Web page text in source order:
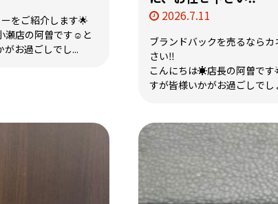
をご紹介します🌟
瀬店の阿曽です☺️と
お過ごしでし...
2026.7.11
ブランドバックを売るなら
さい‼️
こんにちは☀️店長の阿曽です
すが皆様いかがお過ごしでし